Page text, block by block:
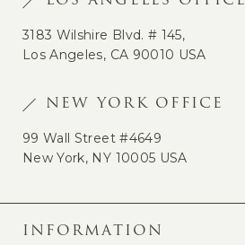
3183 Wilshire Blvd. # 145,
Los Angeles, CA 90010 USA
NEW YORK OFFICE
99 Wall Street #4649
New York, NY 10005 USA
INFORMATION